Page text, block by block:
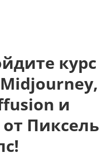
курс
и
Пиксель